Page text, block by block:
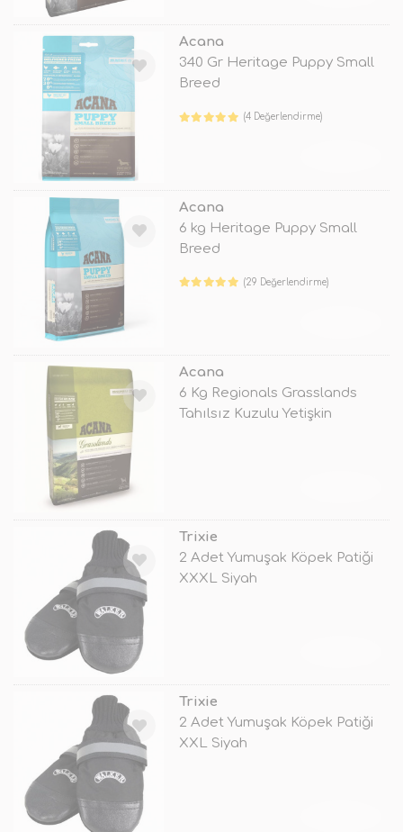
Acana
340 Gr Heritage Puppy Small
Breed
(4 Değerlendirme)
Acana
6 kg Heritage Puppy Small
Breed
(29 Değerlendirme)
Acana
6 Kg Regionals Grasslands
Tahılsız Kuzulu Yetişkin
Trixie
2 Adet Yumuşak Köpek Patiği
XXXL Siyah
Trixie
2 Adet Yumuşak Köpek Patiği
XXL Siyah